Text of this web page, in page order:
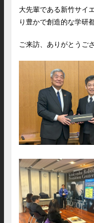
大先輩である新竹サイ
り豊かで創造的な学研
ご来訪、ありがとうご